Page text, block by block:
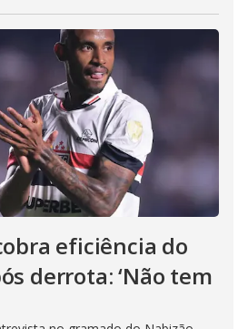
eficiência do
derrota: ‘Não tem